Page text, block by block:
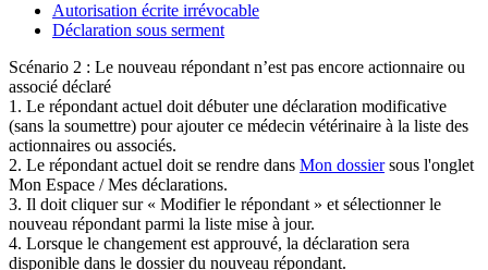
Autorisation écrite irrévocable
Déclaration sous serment
Scénario 2 : Le nouveau répondant n’est pas encore actionnaire ou
associé déclaré
1. Le répondant actuel doit débuter une déclaration modificative
(sans la soumettre) pour ajouter ce médecin vétérinaire à la liste des
actionnaires ou associés.
2. Le répondant actuel doit se rendre dans Mon dossiersous l'onglet
Mon Espace / Mes déclarations.
3. Il doit cliquer sur « Modifier le répondant » et sélectionner le
nouveau répondant parmi la liste mise à jour.
4. Lorsque le changement est approuvé, la déclaration sera
disponible dans le dossier du nouveau répondant.